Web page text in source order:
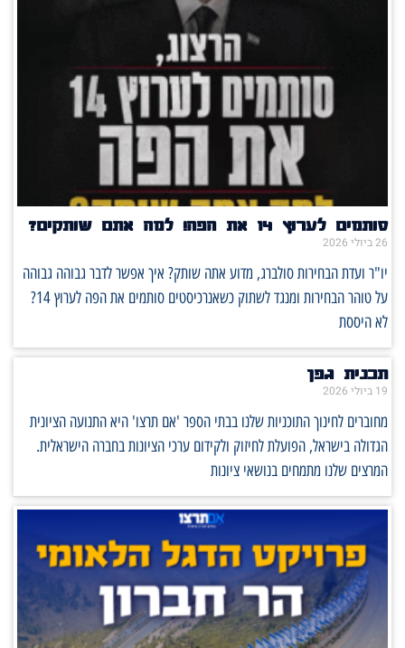
סותמים לערוץ 14 את הפה! למה אתם שותקים?
26 ביולי 2026
יו"ר ועדת הבחירות סולברג, מדוע אתה שותק? איך אפשר לדבר גבוהה גבוהה
על טוהר הבחירות ומנגד לשתוק כשאנרכיסטים סותמים את הפה לערוץ 14?
לא היססת
תכנית גפן
19 ביולי 2026
מחוברים לחינוך התוכניות שלנו בבתי הספר 'אם תרצו' היא התנועה הציונית
הגדולה בישראל, הפועלת לחיזוק ולקידום ערכי הציונות בחברה הישראלית.
המרצים שלנו מתמחים בנושאי ציונות